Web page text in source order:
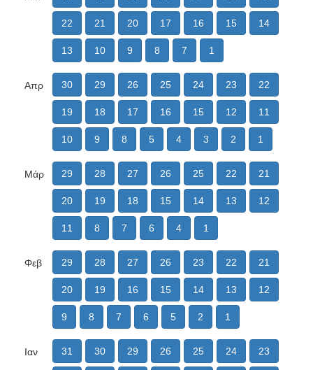
22 21 20 17 16 15 14
13 10 9 8 7 1
Απρ 30 29 26 25 24 23 22
19 18 17 16 15 12 11
10 9 8 5 4 3 2 1
Μάρ 29 28 27 26 25 22 21
20 19 18 15 14 13 12
11 8 7 6 4 1
Φεβ 29 28 27 26 23 22 21
20 19 16 15 14 13 12
9 8 7 6 5 2 1
Ιαν 31 30 29 26 25 24 23